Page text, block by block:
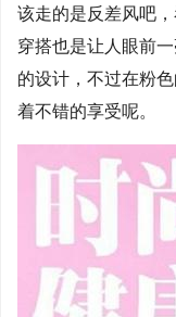
该走的是反差风吧
穿搭也是让人眼前
的设计，不过在粉
着不错的享受呢。